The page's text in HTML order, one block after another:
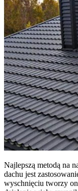
Najlepszą metodą na
dachu jest
wyschnięciu tworzy